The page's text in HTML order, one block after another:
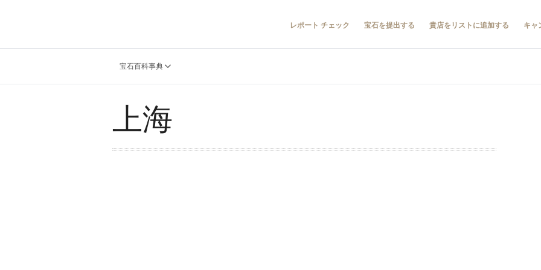
レポート チェック 宝石を提出する 貴店をリストに追加する キャ
宝石百科事典
上海